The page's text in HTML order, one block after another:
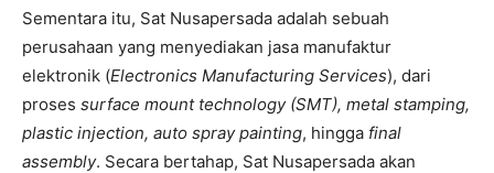
Sementara itu, Sat Nusapersada adalah sebuah
perusahaan yang menyediakan jasa manufaktur
elektronik (Electronics Manufacturing Services), dari
proses surface mount technology (SMT), metal stamping,
plastic injection, auto spray painting, hingga final
assembly. Secara bertahap, Sat Nusapersada akan